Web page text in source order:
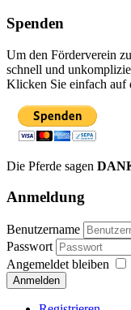
Spenden
Um den Förderverein
schnell und
Klicken Sie einfach auf
Die Pferde sagen
Anmeldung
Benutzername
Passwort
Angemeldet bleiben
Anmelden